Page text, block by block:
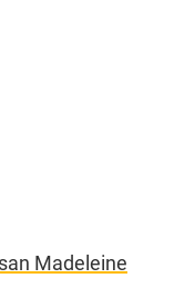
Madeleine